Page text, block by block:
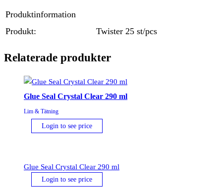
Produktinformation
Produkt:
Twister 25 st/pcs
Relaterade produkter
Glue Seal Crystal Clear 290 ml
Lim & Tätning
Login to see price
Glue Seal Crystal Clear 290 ml
Login to see price